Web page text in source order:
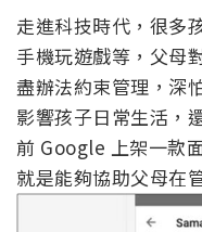
走進科技時代，很多
手機玩遊戲等，父母
盡辦法約束管理，深
影響孩子日常生活，
前 Google 上架一款
就是能夠協助父母在